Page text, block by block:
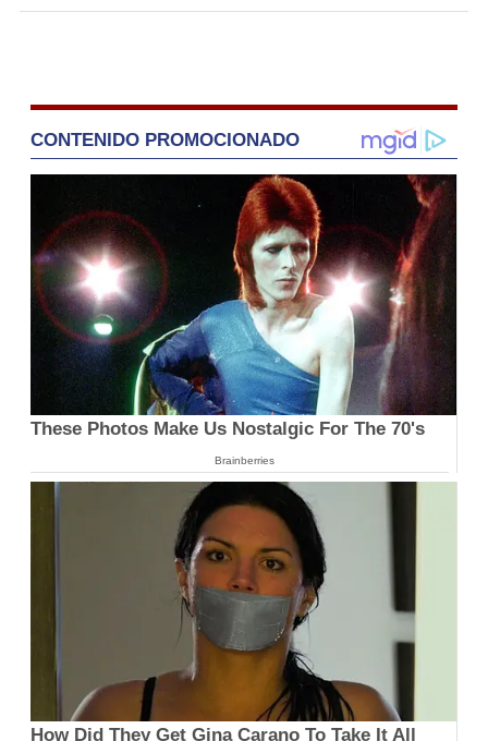
CONTENIDO PROMOCIONADO
These Photos Make Us Nostalgic For The 70's
Brainberries
How Did They Get Gina Carano To Take It All